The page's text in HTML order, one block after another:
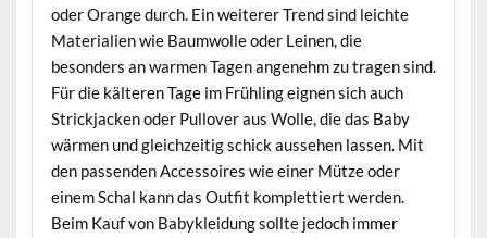
oder Orange durch. Ein weiterer Trend sind leichte
Materialien wie Baumwolle oder Leinen, die
besonders an warmen Tagen angenehm zu tragen sind.
Für die kälteren Tage im Frühling eignen sich auch
Strickjacken oder Pullover aus Wolle, die das Baby
wärmen und gleichzeitig schick aussehen lassen. Mit
den passenden Accessoires wie einer Mütze oder
einem Schal kann das Outfit komplettiert werden.
Beim Kauf von Babykleidung sollte jedoch immer